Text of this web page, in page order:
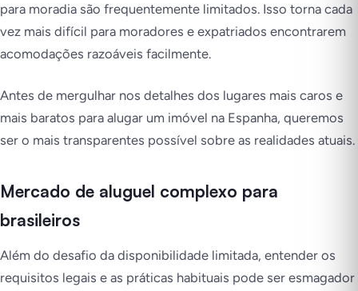
para moradia são frequentemente limitados. Isso torna cada
vez mais difícil para moradores e expatriados encontrarem
acomodações razoáveis facilmente.
Antes de mergulhar nos detalhes dos lugares mais caros e
mais baratos para alugar um imóvel na Espanha, queremos
ser o mais transparentes possível sobre as realidades atuais.
Mercado de aluguel complexo para
brasileiros
Além do desafio da disponibilidade limitada, entender os
requisitos legais e as práticas habituais pode ser esmagador